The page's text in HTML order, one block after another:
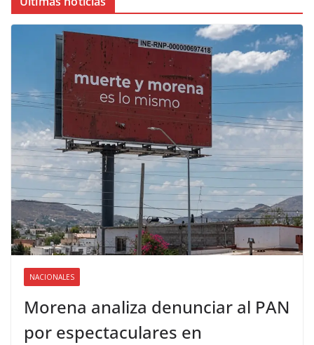
NACIONALES
Morena analiza denunciar al PAN
por espectaculares en